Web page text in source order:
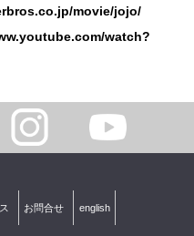
movie/jojo/
watch?
お問合せ english